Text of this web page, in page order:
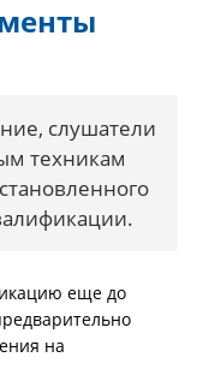
слушатели
техникам
еще до
на